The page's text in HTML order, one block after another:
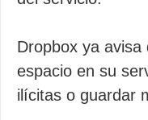
Dropbox ya avisa
espacio en su
ilícitas o guardar